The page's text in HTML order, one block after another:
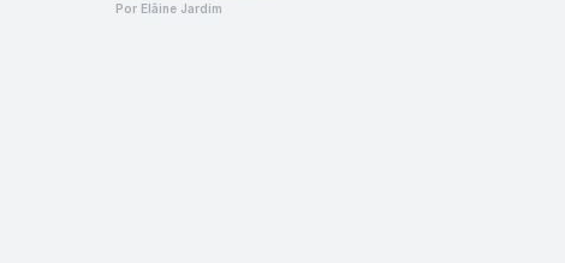
Por Elâine Jardim